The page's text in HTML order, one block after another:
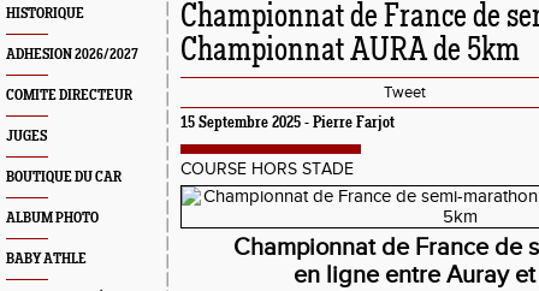
HISTORIQUE
ADHESION 2026/2027
COMITE DIRECTEUR
JUGES
BOUTIQUE DU CAR
ALBUM PHOTO
BABY ATHLE
Championnat de France de
Championnat AURA de 5km
Tweet
15 Septembre 2025 - Pierre Farjot
COURSE HORS STADE
Championnat de France de
en ligne entre Auray